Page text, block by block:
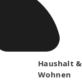
Haushalt &
Wohnen